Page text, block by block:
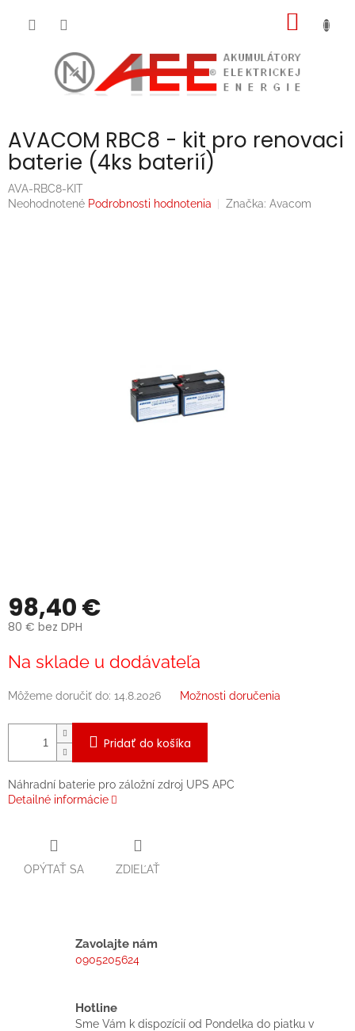
AVACOM RBC8 - kit pro renovaci
baterie (4ks baterií)
AVA-RBC8-KIT
Priemerné
Neohodnotené Podrobnosti hodnotenia Značka: Avacom
98,40 €
80 € bez DPH
cena:
Na sklade u dodávateľa
Môžeme doručiť do: 14.8.2026 Možnosti doručenia
Pridať do košíka
Náhradní baterie pro záložní zdroj UPS APC
Detailné informácie
OPÝTAŤ SA ZDIEĽAŤ
Zavolajte nám
0905205624
Hotline
Sme Vám k dispozícií od Pondelka do piatku v